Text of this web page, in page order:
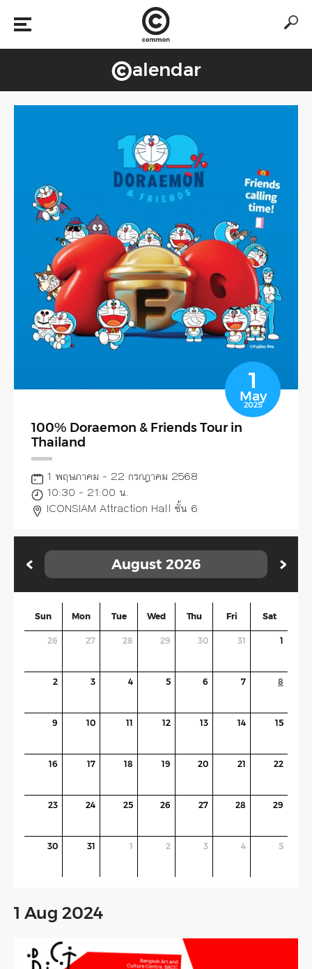
©alendar
1
May
2025
100% Doraemon & Friends Tour in
Thailand
1 พฤษภาคม - 22 กรกฎาคม 2568
10:30 - 21:00 น.
ICONSIAM Attraction Hall ชั้น 6
August 2026
Sun Mon Tue Wed Thu Fri Sat
26 27 28 29 30 31 1
2 3 4 5 6 7 8
9 10 11 12 13 14 15
16 17 18 19 20 21 22
23 24 25 26 27 28 29
30 31 1 2 3 4 5
1 Aug 2024